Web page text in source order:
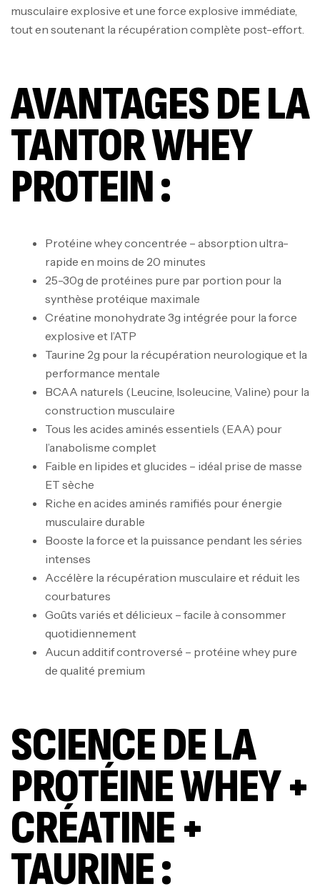
musculaire explosive et une force explosive immédiate,
tout en soutenant la récupération complète post-effort.
AVANTAGES DE LA
TANTOR WHEY
PROTEIN :
Protéine whey concentrée – absorption ultra-
rapide en moins de 20 minutes
25-30g de protéines pure par portion pour la
synthèse protéique maximale
Créatine monohydrate 3g intégrée pour la force
explosive et l’ATP
Taurine 2g pour la récupération neurologique et la
performance mentale
BCAA naturels (Leucine, Isoleucine, Valine) pour la
construction musculaire
Tous les acides aminés essentiels (EAA) pour
l’anabolisme complet
Faible en lipides et glucides – idéal prise de masse
ET sèche
Riche en acides aminés ramifiés pour énergie
musculaire durable
Booste la force et la puissance pendant les séries
intenses
Accélère la récupération musculaire et réduit les
courbatures
Goûts variés et délicieux – facile à consommer
quotidiennement
Aucun additif controversé – protéine whey pure
de qualité premium
SCIENCE DE LA
PROTÉINE WHEY +
CRÉATINE +
TAURINE :